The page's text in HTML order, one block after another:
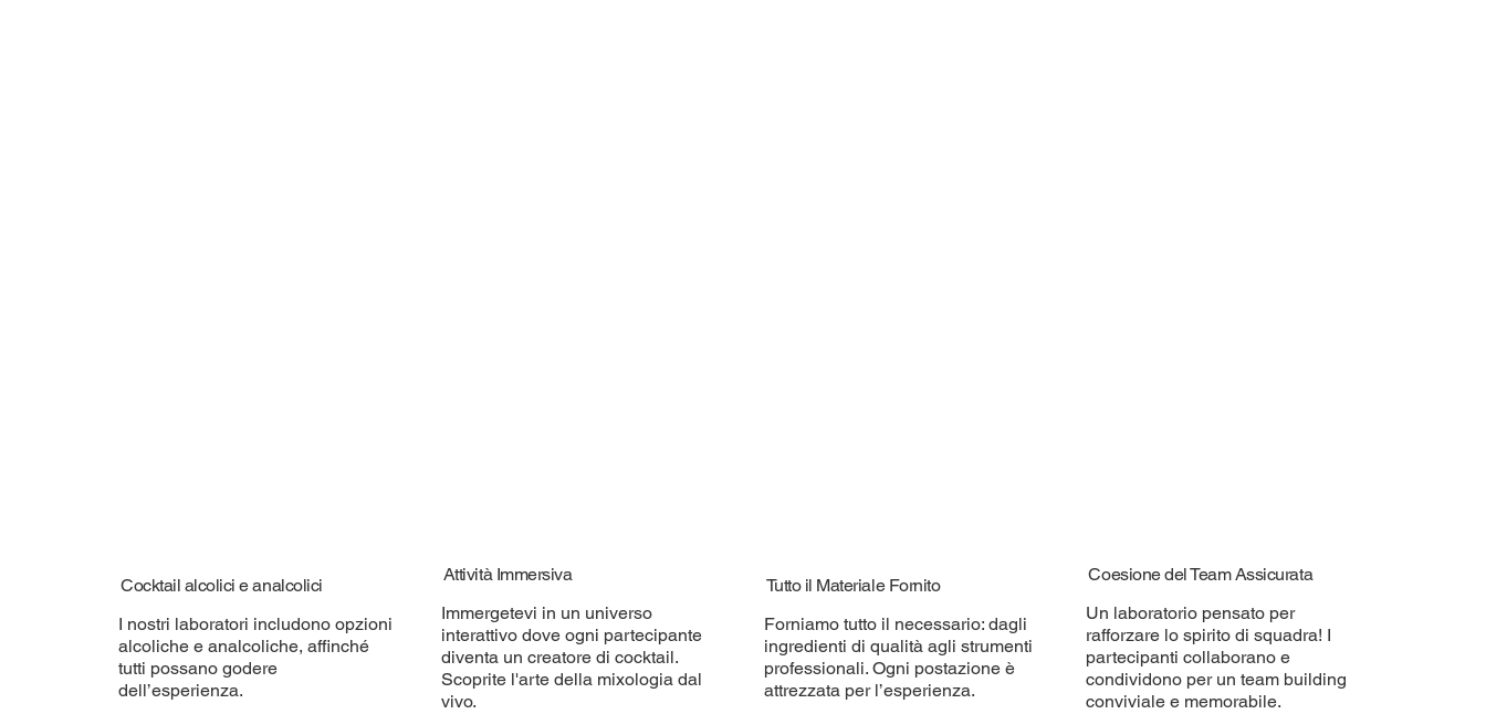
Cocktail alcolici e analcolici
I nostri laboratori includono opzioni
alcoliche e analcoliche, affinché
tutti possano godere
dell’esperienza.
Attività Immersiva
Immergetevi in un universo
interattivo dove ogni partecipante
diventa un creatore di cocktail.
Scoprite l'arte della mixologia dal
vivo.
Tutto il Materiale Fornito
Forniamo tutto il necessario: dagli
ingredienti di qualità agli strumenti
professionali. Ogni postazione è
attrezzata per l’esperienza.
Coesione del Team Assicurata
Un laboratorio pensato per
rafforzare lo spirito di squadra! I
partecipanti collaborano e
condividono per un team building
conviviale e memorabile.